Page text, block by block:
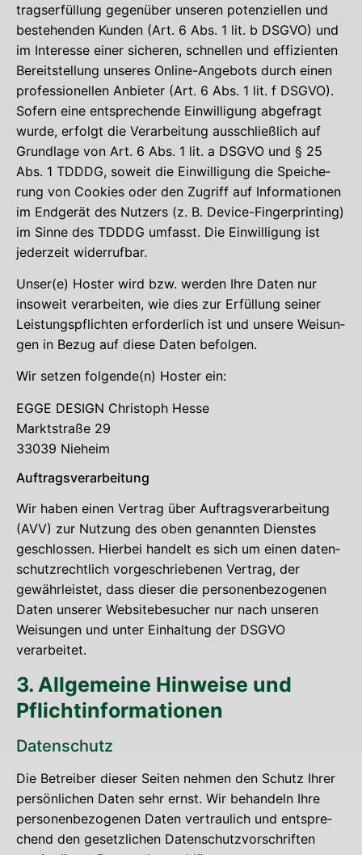
trags­er­fül­lung gegen­über unse­ren poten­zi­el­len und
bestehen­den Kun­den (Art. 6 Abs. 1 lit. b DSGVO) und
im Inter­es­se einer siche­ren, schnel­len und effi­zi­en­ten
Bereit­stel­lung unse­res Online-Ange­bots durch einen
pro­fes­sio­nel­len Anbie­ter (Art. 6 Abs. 1 lit. f DSGVO).
Sofern eine ent­spre­chen­de Ein­wil­li­gung abge­fragt
wur­de, erfolgt die Ver­ar­bei­tung aus­schließ­lich auf
Grund­la­ge von Art. 6 Abs. 1 lit. a DSGVO und § 25
Abs. 1 TDDDG, soweit die Ein­wil­li­gung die Spei­che­
rung von Coo­kies oder den Zugriff auf Infor­ma­tio­nen
im End­ge­rät des Nut­zers (z. B. Device-Fin­ger­prin­ting)
im Sin­ne des TDDDG umfasst. Die Ein­wil­li­gung ist
jeder­zeit widerrufbar.
Unser(e) Hos­ter wird bzw. wer­den Ihre Daten nur
inso­weit ver­ar­bei­ten, wie dies zur Erfül­lung sei­ner
Leis­tungs­pflich­ten erfor­der­lich ist und unse­re Wei­sun­
gen in Bezug auf die­se Daten befolgen.
Wir set­zen folgende(n) Hos­ter ein:
EGGE DESIGN Chris­toph Hesse
Markt­stra­ße 29
33039 Nieheim
Auf­trags­ver­ar­bei­tung
Wir haben einen Ver­trag über Auf­trags­ver­ar­bei­tung
(AVV) zur Nut­zung des oben genann­ten Diens­tes
geschlos­sen. Hier­bei han­delt es sich um einen daten­
schutz­recht­lich vor­ge­schrie­be­nen Ver­trag, der
gewähr­leis­tet, dass die­ser die per­so­nen­be­zo­ge­nen
Daten unse­rer Web­site­be­su­cher nur nach unse­ren
Wei­sun­gen und unter Ein­hal­tung der DSGVO
verarbeitet.
3. All­ge­mei­ne Hin­wei­se und
Pflichtinformationen
Daten­schutz
Die Betrei­ber die­ser Sei­ten neh­men den Schutz Ihrer
per­sön­li­chen Daten sehr ernst. Wir behan­deln Ihre
per­so­nen­be­zo­ge­nen Daten ver­trau­lich und ent­spre­
chend den gesetz­li­chen Daten­schutz­vor­schrif­ten